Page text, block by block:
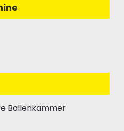
Ballenkammer